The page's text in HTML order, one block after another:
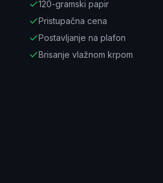
120-gramski papir
Pristupačna cena
Postavljanje na plafon
Brisanje vlažnom krpom